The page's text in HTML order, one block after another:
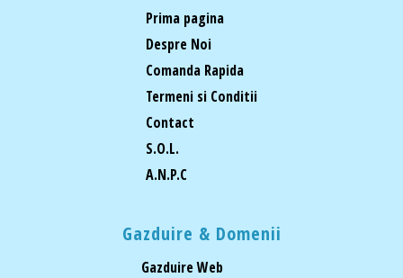
Prima pagina
Despre Noi
Comanda Rapida
Termeni si Conditii
Contact
S.O.L.
A.N.P.C
Gazduire & Domenii
Gazduire Web